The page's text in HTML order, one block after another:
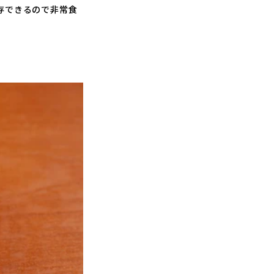
できるので非常食